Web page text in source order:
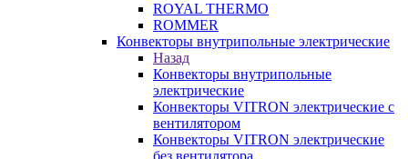
ROYAL THERMO
ROMMER
Конвекторы внутрипольные электрические
Назад
Конвекторы внутрипольные
электрические
Конвекторы VITRON электрические с
вентилятором
Конвекторы VITRON электрические
без вентилятора